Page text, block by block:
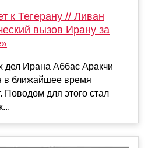
к Тегерану // Ливан
вызов Ирану за
дел Ирана Аббас Аракчи
в ближайшее время
Поводом для этого стал